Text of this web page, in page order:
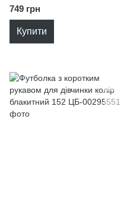
134
749 грн
Купити